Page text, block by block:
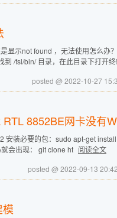
显示not found ，无法使用怎么
/fsl/bin/ 目录，在此目录下打开
posted @ 2022-10-27
8852BE网卡没有
安装必要的包：sudo apt-get
会出现： git clone ht 阅读全文
posted @ 2022-09-13